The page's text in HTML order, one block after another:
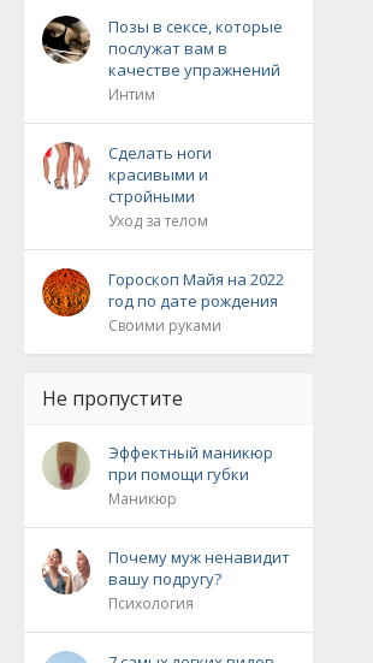
Позы в сексе, которые
послужат вам в
качестве упражнений
Интим
Сделать ноги
красивыми и
стройными
Уход за телом
Гороскоп Майя на 2022
год по дате рождения
Своими руками
Не пропустите
Эффектный маникюр
при помощи губки
Маникюр
Почему муж ненавидит
вашу подругу?
Психология